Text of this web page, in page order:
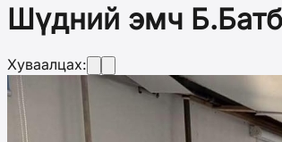
Шүдний эмч
Хуваалцах: